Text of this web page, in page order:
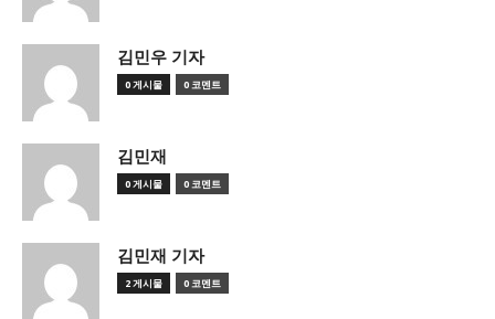
김민우 기자
0 게시물 0 코멘트
김민재
0 게시물 0 코멘트
김민재 기자
2 게시물 0 코멘트